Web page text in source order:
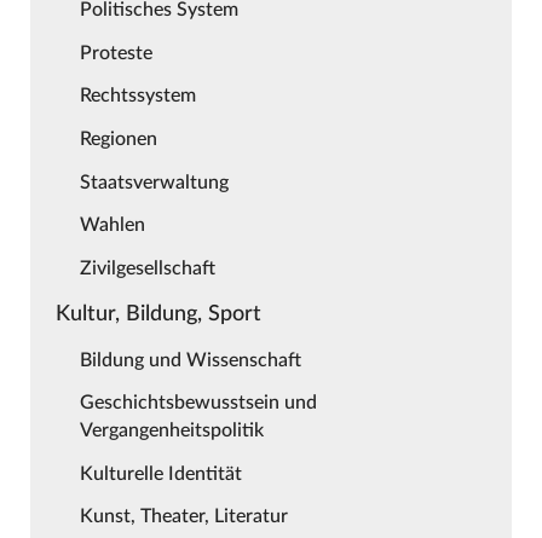
Politisches System
Proteste
Rechtssystem
Regionen
Staatsverwaltung
Wahlen
Zivilgesellschaft
Kultur, Bildung, Sport
Bildung und Wissenschaft
Geschichtsbewusstsein und
Vergangenheitspolitik
Kulturelle Identität
Kunst, Theater, Literatur